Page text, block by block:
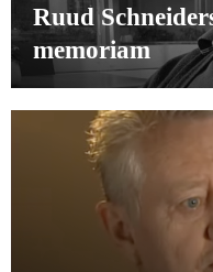
Ruud
memoriam